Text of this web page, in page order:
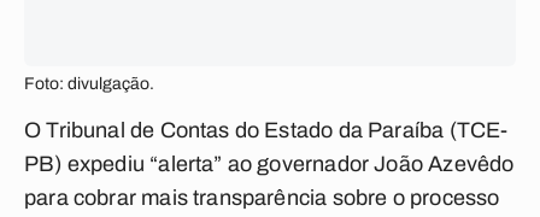
Foto: divulgação.
O Tribunal de Contas do Estado da Paraíba (TCE-
PB) expediu “alerta” ao governador João Azevêdo
para cobrar mais transparência sobre o processo